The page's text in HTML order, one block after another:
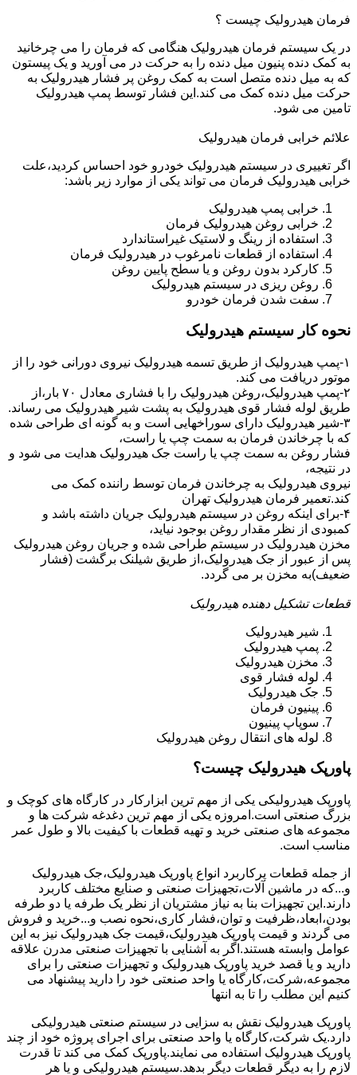
فرمان هیدرولیک چیست ؟
در یک سیستم فرمان هیدرولیک هنگامی که فرمان را می چرخانید
به کمک دنده پنیون میل دنده را به حرکت در می آورید و یک پیستون
که به میل دنده متصل است به کمک روغن پر فشار هیدرولیک به
حرکت میل دنده کمک می کند.این فشار توسط پمپ هیدرولیک
تامین می شود.
علائم خرابی فرمان هیدرولیک
اگر تغییری در سیستم هیدرولیک خودرو خود احساس کردید،علت
خرابی هیدرولیک فرمان می تواند یکی از موارد زیر باشد:
خرابی پمپ هیدرولیک
خرابی روغن هیدرولیک فرمان
استفاده از رینگ و لاستیک غیراستاندارد
استفاده از قطعات نامرغوب در هیدرولیک فرمان
کارکرد بدون روغن و یا سطح پایین روغن
روغن ریزی در سیستم هیدرولیک
سفت شدن فرمان خودرو
نحوه کار سیستم هیدرولیک
۱-پمپ هیدرولیک از طریق تسمه هیدرولیک نیروی دورانی خود را از
موتور دریافت می کند.
۲-پمپ هیدرولیک،روغن هیدرولیک را با فشاری معادل ۷۰ بار،از
طریق لوله فشار قوی هیدرولیک به پشت شیر هیدرولیک می رساند.
۳-شیر هیدرولیک دارای سوراخهایی است و به گونه ای طراحی شده
که با چرخاندن فرمان به سمت چپ یا راست،
فشار روغن به سمت چپ یا راست جک هیدرولیک هدایت می شود و
در نتیجه،
نیروی هیدرولیک به چرخاندن فرمان توسط راننده کمک می
کند.تعمیر فرمان هیدرولیک تهران
۴-برای اینکه روغن در سیستم هیدرولیک جریان داشته باشد و
کمبودی از نظر مقدار روغن بوجود نیاید،
مخزن هیدرولیک در سیستم طراحی شده و جریان روغن هیدرولیک
پس از عبور از جک هیدرولیک،از طریق شیلنک برگشت (فشار
ضعیف)به مخزن بر می گردد.
قطعات تشکیل دهنده هیدرولیک
شیر هیدرولیک
پمپ هیدرولیک
مخزن هیدرولیک
لوله فشار قوی
جک هیدرولیک
پینیون فرمان
سوپاپ پینیون
لوله های انتقال روغن هیدرولیک
پاورپک هیدرولیک چیست؟
پاورپک هیدرولیکی یکی از مهم ترین ابزارکار در کارگاه های کوچک و
بزرگ صنعتی است.امروزه یکی از مهم ترین دغدغه شرکت ها و
مجموعه های صنعتی خرید و تهیه قطعات با کیفیت بالا و طول عمر
مناسب است.
از جمله قطعات پرکاربرد انواع پاورپک هیدرولیک،جک هیدرولیک
و...که در ماشین آلات،تجهیزات صنعتی و صنایع مختلف کاربرد
دارند.این تجهیزات بنا به نیاز مشتریان از نظر یک طرفه یا دو طرفه
بودن،ابعاد،ظرفیت و توان،فشار کاری،نحوه نصب و...خرید و فروش
می گردند و قیمت پاورپک هیدرولیک،قیمت جک هیدرولیک نیز به این
عوامل وابسته هستند.اگر به آشنایی با تجهیزات صنعتی مدرن علاقه
دارید و یا قصد خرید پاورپک هیدرولیک و تجهیزات صنعتی را برای
مجموعه،شرکت،کارگاه یا واحد صنعتی خود را دارید پیشنهاد می
کنیم این مطلب را تا به انتها
پاورپک هیدرولیک نقش به سزایی در سیستم صنعتی هیدرولیکی
دارد.یک شرکت،کارگاه یا واحد صنعتی برای اجرای پروژه خود از چند
پاورپک هیدرولیک استفاده می نمایند.پاورپک کمک می کند تا قدرت
لازم را به دیگر قطعات دیگر بدهد.سیستم هیدرولیکی و یا هر